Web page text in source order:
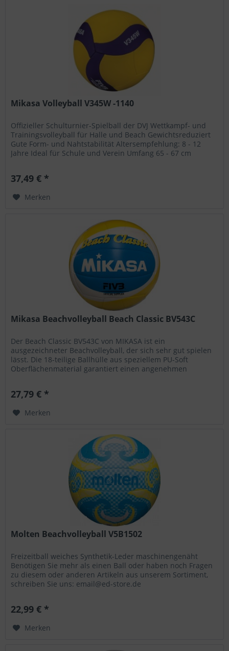
Mikasa Volleyball V345W -1140
Offizieller Schulturnier-Spielball der DVJ Wettkampf- und
Trainingsvolleyball für Halle und Beach Gewichtsreduziert
Gute Form- und Nahtstabilität Altersempfehlung: 8 - 12
Jahre Ideal für Schule und Verein Umfang 65 - 67 cm
37,49 € *
Merken
Mikasa Beachvolleyball Beach Classic BV543C
Der Beach Classic BV543C von MIKASA ist ein
ausgezeichneter Beachvolleyball, der sich sehr gut spielen
lässt. Die 18-teilige Ballhülle aus speziellem PU-Soft
Oberflächenmaterial garantiert einen angenehmen
27,79 € *
Merken
Molten Beachvolleyball V5B1502
Freizeitball weiches Synthetik-Leder maschinengenäht
Benötigen Sie mehr als einen Ball oder haben noch Fragen
zu diesem oder anderen Artikeln aus unserem Sortiment,
schreiben Sie uns: email@ed-store.de
22,99 € *
Merken